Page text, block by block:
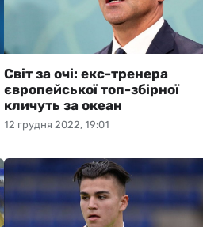
12 грудня 2022, 19:01
Світ за очі: екс-тренера
європейської топ-збірної
кличуть за океан